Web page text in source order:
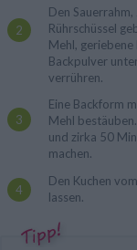
Den
Rührschüssel
Mehl, geriebene
Backpulver
verrühren.
Eine Backform
Mehl
und zirka 50
machen.
Den Kuchen
lassen.